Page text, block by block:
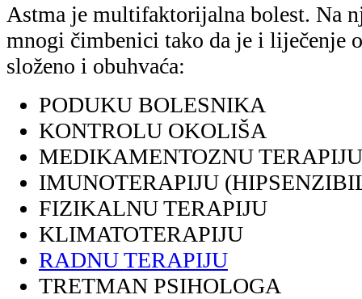
Astma je multifaktorijalna bolest. Na
mnogi čimbenici tako da je i liječenje
složeno i obuhvaća:
PODUKU BOLESNIKA
KONTROLU OKOLIŠA
MEDIKAMENTOZNU TERAPIJU
IMUNOTERAPIJU
FIZIKALNU TERAPIJU
KLIMATOTERAPIJU
RADNU TERAPIJU
TRETMAN PSIHOLOGA